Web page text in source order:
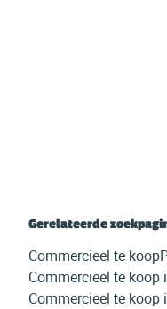
Gerelateerde
Commercieel te koop
Commercieel te koop
Commercieel te koop